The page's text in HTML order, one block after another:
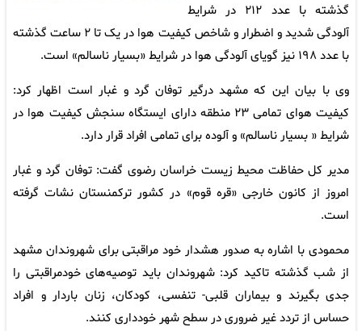
گذشته با عدد ۲۱۲ در شرایط
آلودگی شدید و اضطرار و شاخص کیفیت هوا در یک تا ۲ ساعت گذشته
با عدد ۱۹۸ نیز گویای آلودگی هوا در شرایط «بسیار ناسالم» است.
وی با بیان این که مشهد درگیر توفان گرد و غبار است اظهار کرد:
کیفیت هوای تمامی ۲۳ منطقه دارای ایستگاه سنجش کیفیت هوا در
شرایط « بسیار ناسالم» و آلوده برای تمامی افراد قرار دارد.
مدیر کل حفاظت محیط زیست خراسان رضوی گفت: توفان گرد و غبار
امروز از کانون خارجی «قره قوم» در کشور ترکمنستان نشات گرفته
است.
محمودی با اشاره به صدور هشدار خود مراقبتی برای شهروندان مشهد
از شب گذشته تاکید کرد: شهروندان باید توصیه‌های خودمراقبتی را
جدی بگیرند و بیماران قلبی- تنفسی، کودکان، زنان باردار و افراد
حساس از تردد غیر ضروری در سطح شهر خودداری کنند.